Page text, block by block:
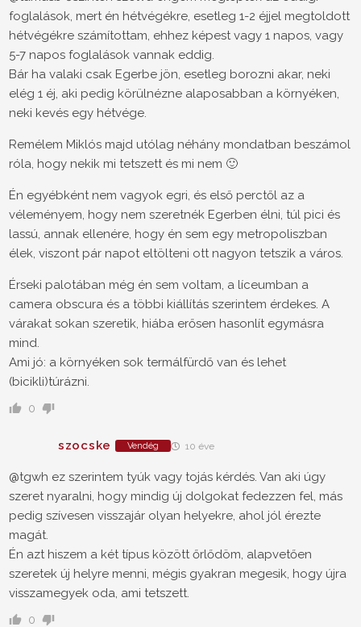
foglalások, mert én hétvégékre, esetleg 1-2 éjjel megtoldott
hétvégékre számítottam, ehhez képest vagy 1 napos, vagy
5-7 napos foglalások vannak eddig.
Bár ha valaki csak Egerbe jön, esetleg borozni akar, neki
elég 1 éj, aki pedig körülnézne alaposabban a környéken,
neki kevés egy hétvége.
Remélem Miklós majd utólag néhány mondatban beszámol
róla, hogy nekik mi tetszett és mi nem 🙂
Én egyébként nem vagyok egri, és első perctől az a
véleményem, hogy nem szeretnék Egerben élni, túl pici és
lassú, annak ellenére, hogy én sem egy metropoliszban
élek, viszont pár napot eltölteni ott nagyon tetszik a város.
Érseki palotában még én sem voltam, a líceumban a
camera obscura és a többi kiállítás szerintem érdekes. A
várakat sokan szeretik, hiába erősen hasonlít egymásra
mind.
Ami jó: a környéken sok termálfürdő van és lehet
(bicikli)túrázni.
0
szocske Vendég 10 éve
@tgwh ez szerintem tyúk vagy tojás kérdés. Van aki úgy
szeret nyaralni, hogy mindig új dolgokat fedezzen fel, más
pedig szívesen visszajár olyan helyekre, ahol jól érezte
magát.
Én azt hiszem a két típus között őrlődöm, alapvetően
szeretek új helyre menni, mégis gyakran megesik, hogy újra
visszamegyek oda, ami tetszett.
0